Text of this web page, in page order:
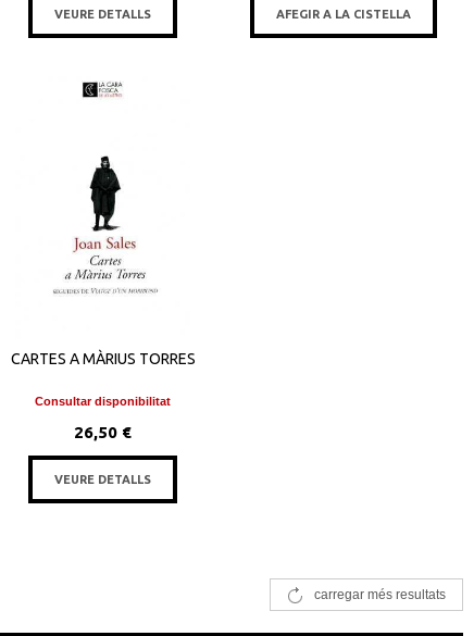
VEURE DETALLS AFEGIR A LA CISTELLA
CARTES A MÀRIUS TORRES
Consultar disponibilitat
26,50 €
VEURE DETALLS
carregar més resultats